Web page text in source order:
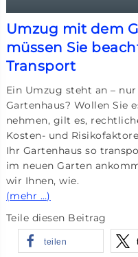
Umzug mit dem
müssen Sie
Transport
Ein Umzug steht an –
Gartenhaus? Wollen Sie
nehmen, gilt es,
Kosten- und
Ihr Gartenhaus so
im neuen Garten
wir Ihnen, wie.
(mehr …)
Teile diesen Beitrag
teilen